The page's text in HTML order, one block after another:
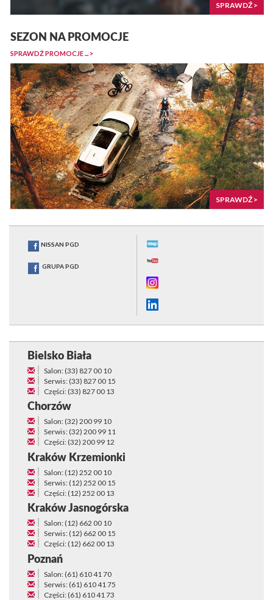
SPRAWDŹ >
SEZON NA PROMOCJE
SPRAWDŹ PROMOCJE ... >
SPRAWDŹ >
NISSAN PGD
GRUPA PGD
Bielsko Biała
Salon: (33) 827 00 10
Serwis: (33) 827 00 15
Części: (33) 827 00 13
Chorzów
Salon: (32) 200 99 10
Serwis: (32) 200 99 11
Części: (32) 200 99 12
Kraków Krzemionki
Salon: (12) 252 00 10
Serwis: (12) 252 00 15
Części: (12) 252 00 13
Kraków Jasnogórska
Salon: (12) 662 00 10
Serwis: (12) 662 00 15
Części: (12) 662 00 13
Poznań
Salon: (61) 610 41 70
Serwis: (61) 610 41 75
Części: (61) 610 41 73